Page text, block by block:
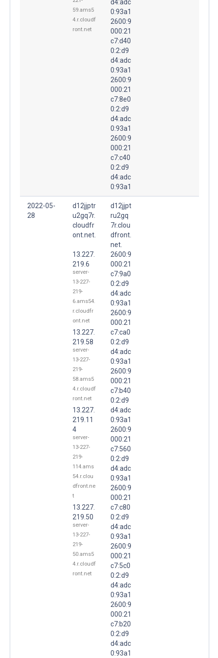
59.ams5
4.r.cloudf
ront.net
d4:adc
0:93a1
2600:9
000:21
c7:d40
0:2:d9
d4:adc
0:93a1
2600:9
000:21
c7:8e0
0:2:d9
d4:adc
0:93a1
2600:9
000:21
c7:c40
0:2:d9
d4:adc
0:93a1
2022-05-
28
d12jjptr
u2gq7r.
cloudfr
ont.net.
13.227.
219.6
server-
13-227-
219-
6.ams54.
r.cloudfr
ont.net
13.227.
219.58
server-
13-227-
219-
58.ams5
4.r.cloudf
ront.net
13.227.
219.11
4
server-
13-227-
219-
114.ams
54.r.clou
dfront.ne
t
13.227.
219.50
server-
13-227-
219-
50.ams5
4.r.cloudf
ront.net
d12jjpt
ru2gq
7r.clou
dfront.
net.
2600:9
000:21
c7:9a0
0:2:d9
d4:adc
0:93a1
2600:9
000:21
c7:ca0
0:2:d9
d4:adc
0:93a1
2600:9
000:21
c7:b40
0:2:d9
d4:adc
0:93a1
2600:9
000:21
c7:560
0:2:d9
d4:adc
0:93a1
2600:9
000:21
c7:c80
0:2:d9
d4:adc
0:93a1
2600:9
000:21
c7:5c0
0:2:d9
d4:adc
0:93a1
2600:9
000:21
c7:b20
0:2:d9
d4:adc
0:93a1